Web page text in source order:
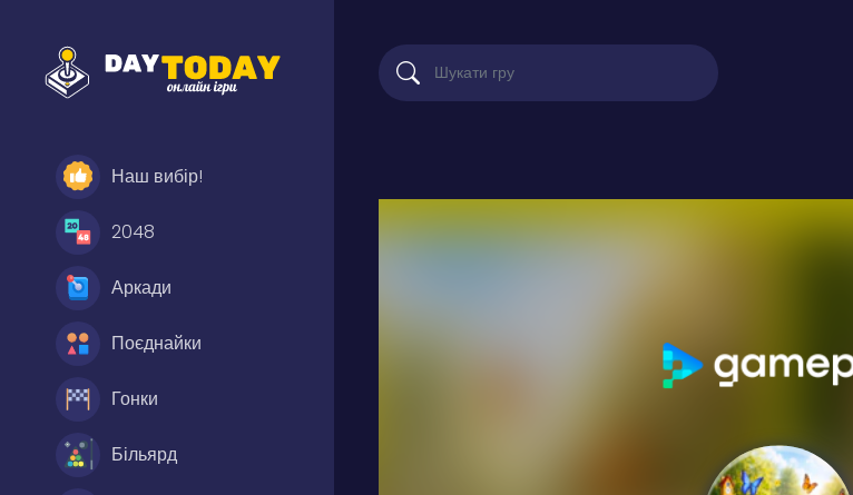
Наш вибір!
2048
Аркади
Поєднайки
Гонки
Більярд